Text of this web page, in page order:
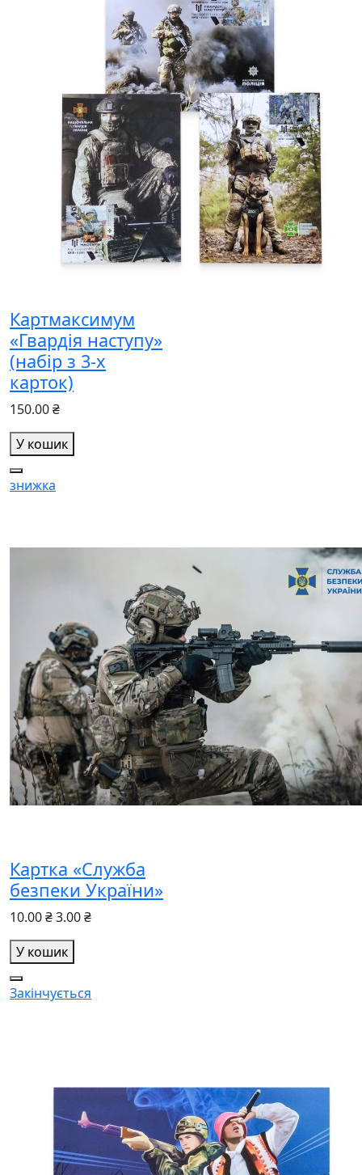
Картмаксимум
«Гвардія наступу»
(набір з 3-х
карток)
150.00 ₴
У кошик
знижка
Картка «Служба
безпеки України»
10.00 ₴3.00 ₴
У кошик
Закінчується